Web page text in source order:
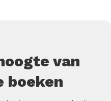
van
boeken